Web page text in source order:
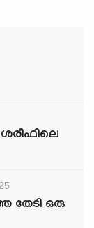
തേടി ഒരു